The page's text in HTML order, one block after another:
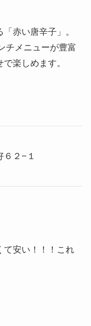
赤い唐辛子」。
チメニューが豊富
楽しめます。
２−１
て安い！！！これ